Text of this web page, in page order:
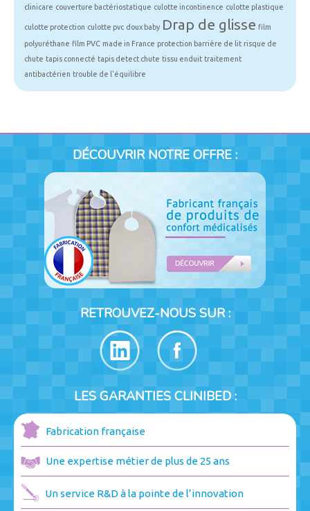
clinicare couverture bactériostatique culotte incontinence culotte plastique
culotte protection culotte pvc doux baby Drap de glisse film
polyuréthane film PVC made in France protection barrière de lit risque de
chute tapis connecté tapis detect chute tissu enduit traitement
antibactérien trouble de l'équilibre
DÉCOUVRIR NOTRE OFFRE :
RETROUVEZ-NOUS SUR :
LES GARANTIES CLINIBED :
Fabrication française
Une expertise métier de plus de 25 ans
Un service R&D à la pointe de l’innovation